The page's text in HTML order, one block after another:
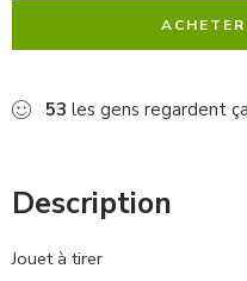
53 les gens regardent
Description
Jouet à tirer